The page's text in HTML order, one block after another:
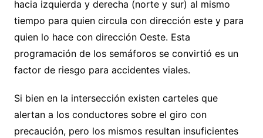
hacia izquierda y derecha (norte y sur) al mismo
tiempo para quien circula con dirección este y para
quien lo hace con dirección Oeste. Esta
programación de los semáforos se convirtió es un
factor de riesgo para accidentes viales.
Si bien en la intersección existen carteles que
alertan a los conductores sobre el giro con
precaución, pero los mismos resultan insuficientes